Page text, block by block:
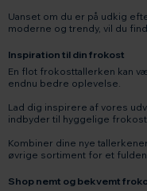
Uanset om du er på udkig
moderne og trendy, vil du
Inspiration til din frokost
En flot frokosttallerken kan
endnu bedre oplevelse.
Lad dig inspirere af vores
indbyder til hyggelige
Kombiner dine nye
øvrige sortiment for et
Shop nemt og bekvemt